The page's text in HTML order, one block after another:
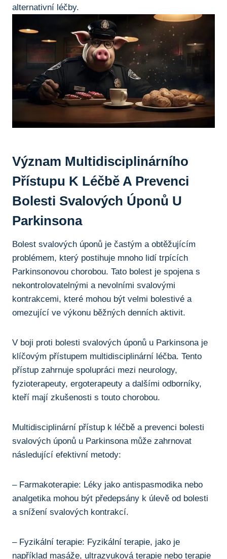
alternativní léčby.
Význam Multidisciplinárního⁤
Přístupu K Léčbě A Prevenci
Bolesti Svalových Úponů U
Parkinsona
Bolest svalových⁢ úponů​ je‍ častým‍ a‍ obtěžujícím
‌problémem, který postihuje mnoho lidí⁢ trpících
Parkinsonovou chorobou. Tato bolest⁣ je spojena s
nekontrolovatelnými⁢ a⁣ nevolními svalovými
kontrakcemi, které mohou být velmi bolestivé a
omezující⁣ ve výkonu běžných⁣ denních⁢ aktivit.
V boji proti bolesti svalových úponů‌ u Parkinsona je
⁣klíčovým přístupem multidisciplinární léčba.⁢ Tento
přístup zahrnuje spolupráci mezi​ neurology,
fyzioterapeuty, ergoterapeuty⁤ a dalšími ​odborníky,
‌kteří mají zkušenosti⁤ s touto chorobou.
Multidisciplinární přístup ⁣k léčbě a prevenci bolesti
⁣svalových úponů u Parkinsona může zahrnovat
následující efektivní metody:
– Farmakoterapie: Léky jako⁢ antispasmodika nebo
analgetika mohou ⁤být předepsány k úlevě od ⁣bolesti
a snížení ‌svalových‌ kontrakcí.
– Fyzikální terapie: ‍Fyzikální ⁤terapie, jako je
⁤například ‍masáže, ultrazvuková terapie nebo terapie